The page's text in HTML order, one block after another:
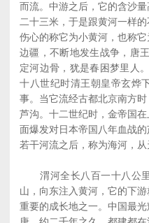
而流。中游之后，它的含沙
二十三米，于是跟黄河一样
伤心的称它为小黄河，也称
边疆，不断地发生战争，唐
定河边骨，犹是春困梦里人
十八世纪时清王朝皇帝玄烨
事。当它流经古都北京南方
芦沟。十二世纪时，金帝国
面爆发对日本帝国八年血战
若干河流之后，称为海河，从
渭河全长八百一十八公里
山，向东注入黄河，它的下
重要的成长地之一。中国最